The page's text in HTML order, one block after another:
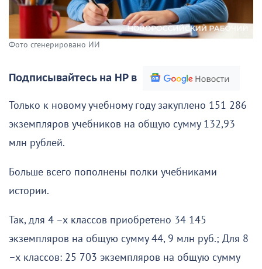
Фото сгенерировано ИИ
Подписывайтесь на НР в
Только к новому учебному году закуплено 151 286
экземпляров учебников на общую сумму 132,93
млн рублей.
Больше всего пополнены полки учебниками
истории.
Так, для 4 –х классов приобретено 34 145
экземпляров на общую сумму 44, 9 млн руб.; Для 8
–х классов: 25 703 экземпляров на общую сумму